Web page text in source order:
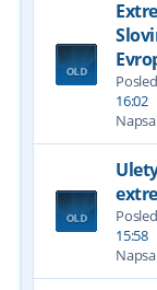
16:02
15:58